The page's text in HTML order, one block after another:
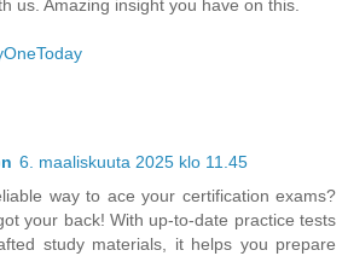
us. Amazing insight you have on this.
6. maaliskuuta 2025 klo 11.45
way to ace your certification exams?
your back! With up-to-date practice tests
study materials, it helps you prepare